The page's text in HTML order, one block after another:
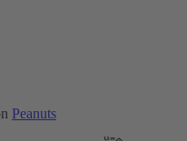
Peanuts